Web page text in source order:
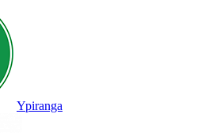
Ypiranga